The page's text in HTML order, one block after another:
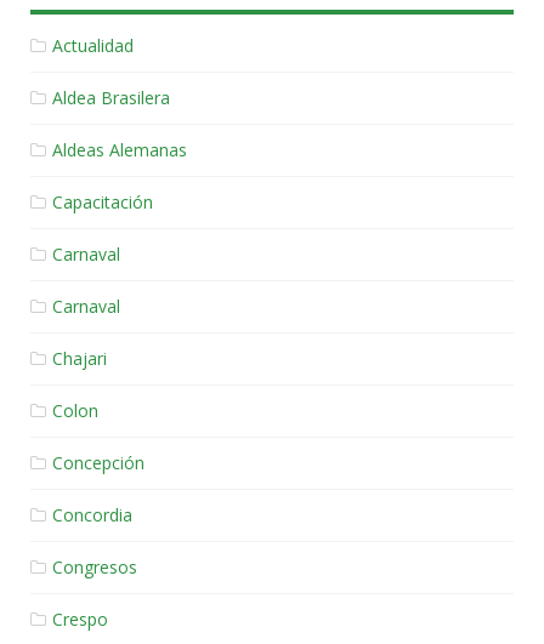
Actualidad
Aldea Brasilera
Aldeas Alemanas
Capacitación
Carnaval
Carnaval
Chajari
Colon
Concepción
Concordia
Congresos
Crespo